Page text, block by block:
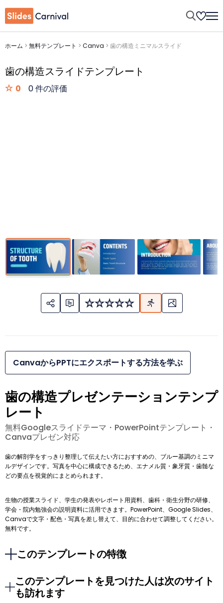
ホーム > 無料テンプレート > Canva > 歯の構造ミニマルスライド
歯の構造スライドテンプレート
0 0 件の評価
CanvaからPPTにエクスポートする方法を学ぶ
歯の構造プレゼンテーションテンプ
レート
無料Googleスライドテーマ・PowerPointテンプレート・
Canvaプレゼン対応
歯の解剖学をすっきり整理して伝えたい方におすすめの、ブルー基調のミニマ
ルデザインです。写真を中心に構成できるため、エナメル質・象牙質・歯髄な
どの要点を視覚的にまとめられます。
生物の授業スライド、学生の発表やレポート用資料、歯科・衛生分野の研修、
学会・院内勉強会の説明資料に活用できます。PowerPoint、Google Slides、
Canvaで文字・配色・写真を差し替えて、目的に合わせて調整してください。
無料です。
このテンプレートの特徴
このテンプレートを見つけた人は次のサイト
も訪れます